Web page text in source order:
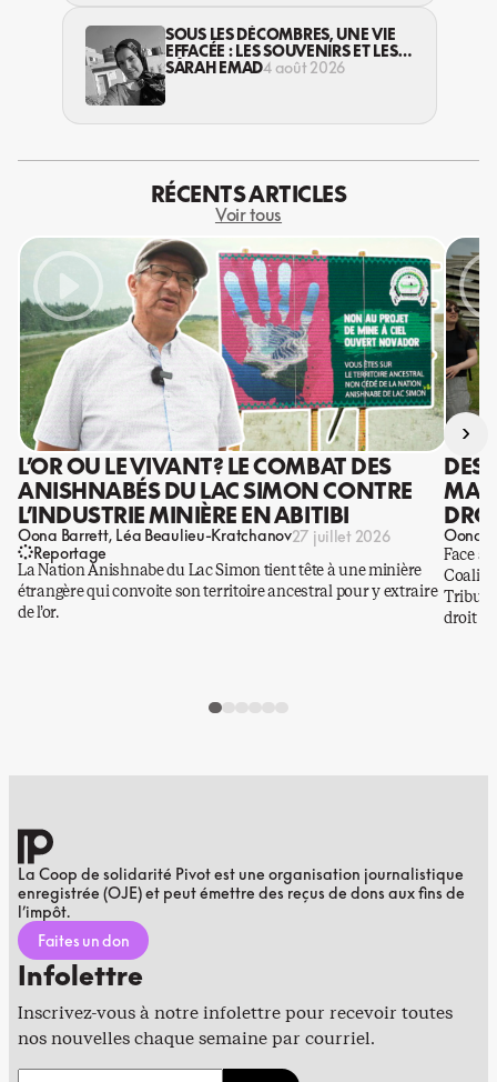
SOUS LES DÉCOMBRES, UNE VIE
EFFACÉE : LES SOUVENIRS ET LES
RÊVES PERDUS DES HABITANT·ES
SARAH EMAD4 août 2026
RÉCENTS ARTICLES
Voir tous
L’OR OU LE VIVANT? LE COMBAT DES
ANISHNABÉS DU LAC SIMON CONTRE
L’INDUSTRIE MINIÈRE EN ABITIBI
Oona Barrett Léa Beaulieu-Kratchanov27 juillet 2026
Reportage
La Nation Anishnabe du Lac Simon tient tête à une minière
étrangère qui convoite son territoire ancestral pour y extraire
de l’or.
DES
Oona
Face à
droit
›
La Coop de solidarité Pivot est une organisation journalistique
enregistrée (OJE) et peut émettre des reçus de dons aux fins de
l’impôt.
Faites un don
Infolettre
Inscrivez-vous à notre infolettre pour recevoir toutes
nos nouvelles chaque semaine par courriel.